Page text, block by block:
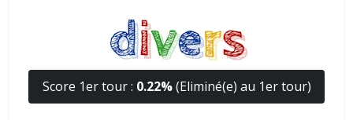
Score 1er tour : 0.22%(Eliminé(e) au 1er tour)